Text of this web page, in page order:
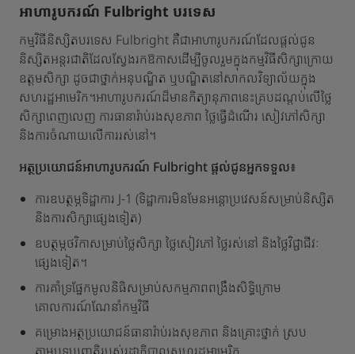
អាហារូបករណ៍ Fulbright បរទេស
កម្មវិធីនិស្សិតបរទេស Fulbright គឺជាអាហារូបករណ៍ដែលផ្តល់ជូន
និស្សិតអន្តរជាតិដែលស្វែងរកឱកាសដើម្បីចូលរួមក្នុងកម្មវិធីសិក្សាក្រោយ
ឧត្តមសិក្សា ដូចជាថ្នាក់អនុបណ្ឌិត ឬបណ្ឌិតនៅសាកលវិទ្យាល័យក្នុង
សហរដ្ឋអាមេរិក។អាហារូបករណ៍ដ៏មានកិត្យានុភាពនេះគ្របដណ្តប់លើថ្លៃ
សិក្សាពេញលេញ ការធានារ៉ាប់រងសុខភាព ថ្លៃធ្វើដំណើរ សៀវភៅសិក្សា
និងការចំណាយលើការរស់នៅ។
អត្ថប្រយោជន៍អាហារូបករណ៍ Fulbright ផ្តល់ជូនអ្នកទទួល៖
ការឧបត្ថម្ភទិដ្ឋាការ J-1 (ទិដ្ឋាការមិនមែនអន្តោប្រវេសន៍សម្រាប់និស្សិត
និងការសិក្សាផ្សេងទៀត)
ឧបត្ថម្ភថវិកាសម្រាប់ថ្លៃសិក្សា ថ្លៃសៀវភៅ ថ្លៃរស់នៅ និងថ្លៃវិជ្ជាជីវៈ
ផ្សេងទៀត។
ការគាំទ្រផ្នែកមូលនិធិសម្រាប់សកម្មភាពពង្រឹងសិទ្ធិក្រោម
គោលការណ៍ណែនាំកម្មវិធី
គម្រោងអត្ថប្រយោជន៍ធានារ៉ាប់រងសុខភាព និងគ្រោះថ្នាក់ ស្រប